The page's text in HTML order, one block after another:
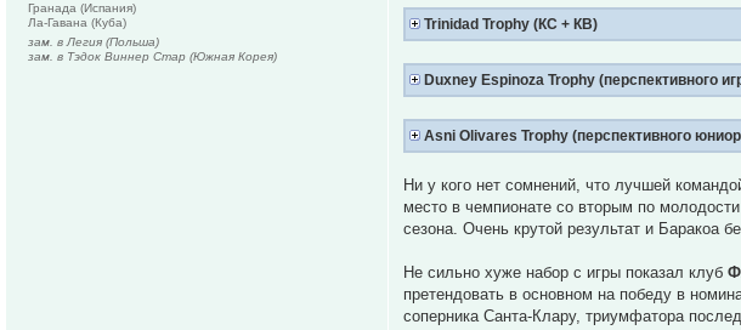
Trinidad Trophy (КС + КВ)
Duxney Espinoza Trophy (перспективного
Asni Olivares Trophy (перспективного
Ни у кого нет сомнений, что лучшей
место в чемпионате со вторым по
сезона. Очень крутой результат и Баракоа
Не сильно хуже набор с игры показал клуб
претендовать в основном на победу в
соперника Санта-Клару, триумфатора
Гранада (Испания)
Ла-Гавана (Куба)
зам. в Легия (Польша)
зам. в Тэдок Виннер Стар (Южная Корея)